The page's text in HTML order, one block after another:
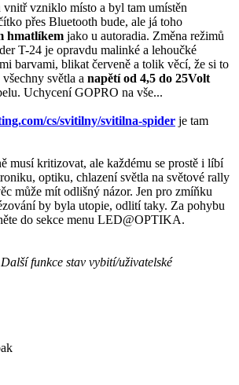
vzniklo místo a byl tam umístěn
přes Bluetooth bude, ale já toho
hmatlíkem jako u autoradia. Změna režimů
T-24 je opravdu malinké a lehoučké
barvami, blikat červeně a tolik věcí, že si to
světla a napětí od 4,5 do 25Volt
Uchycení GOPRO na vše...
cs/svitilny/svitilna-spider je tam
musí kritizovat, ale každému se prostě i líbí
optiku, chlazení světla na světové rally
může mít odlišný názor. Jen pro zmíňku
by byla utopie, odlití taky. Za pohybu
do sekce menu LED@OPTIKA.
funkce stav vybití/uživatelské